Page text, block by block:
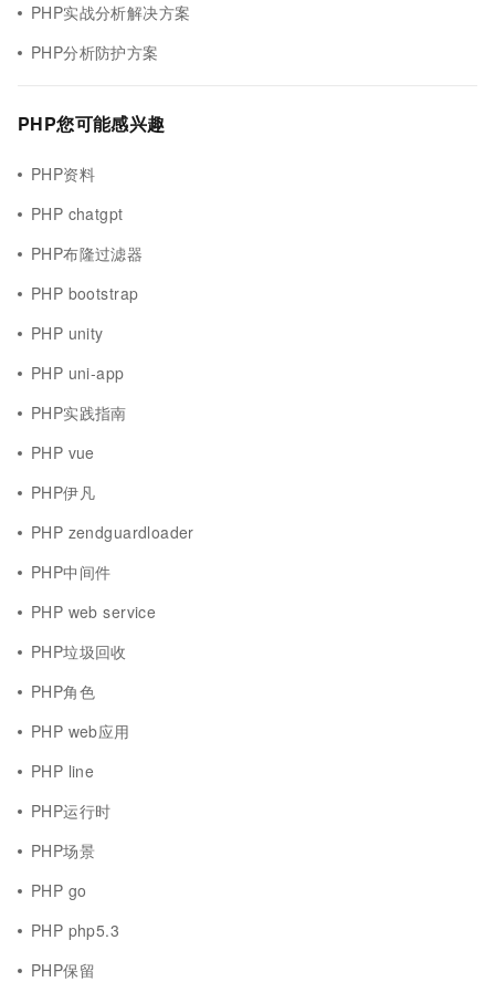
PHP实战分析解决方案
PHP分析防护方案
PHP您可能感兴趣
PHP资料
PHP chatgpt
PHP布隆过滤器
PHP bootstrap
PHP unity
PHP uni-app
PHP实践指南
PHP vue
PHP伊凡
PHP zendguardloader
PHP中间件
PHP web service
PHP垃圾回收
PHP角色
PHP web应用
PHP line
PHP运行时
PHP场景
PHP go
PHP php5.3
PHP保留